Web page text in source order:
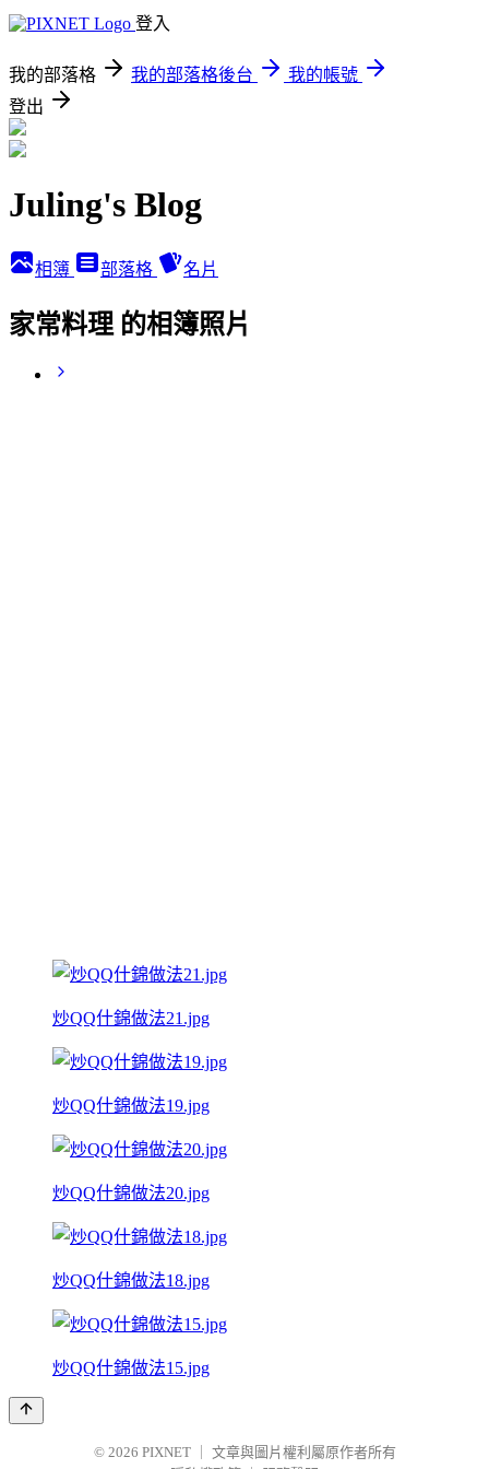
登入
我的部落格 我的部落格後台
我的帳號
登出
Juling's Blog
相簿 部落格 名片
家常料理 的相簿照片
炒QQ什錦做法21.jpg
炒QQ什錦做法19.jpg
炒QQ什錦做法20.jpg
炒QQ什錦做法18.jpg
炒QQ什錦做法15.jpg
© 2026 PIXNET
文章與圖片權利屬原作者所有